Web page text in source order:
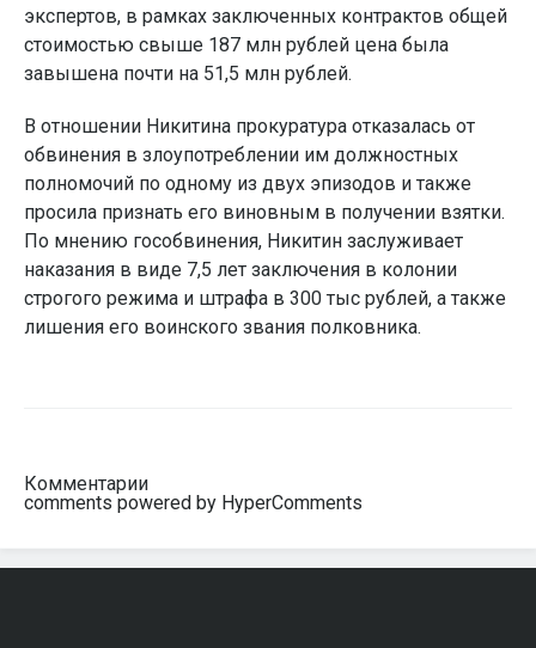
экспертов, в рамках заключенных контрактов общей
стоимостью свыше 187 млн рублей цена была
завышена почти на 51,5 млн рублей.
В отношении Никитина прокуратура отказалась от
обвинения в злоупотреблении им должностных
полномочий по одному из двух эпизодов и также
просила признать его виновным в получении взятки.
По мнению гособвинения, Никитин заслуживает
наказания в виде 7,5 лет заключения в колонии
строгого режима и штрафа в 300 тыс рублей, а также
лишения его воинского звания полковника.
Комментарии
comments powered by HyperComments